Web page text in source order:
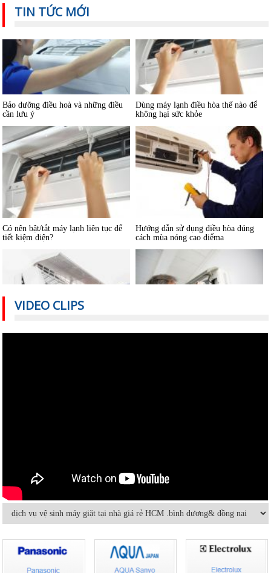
TIN TỨC MỚI
Bảo dưỡng điều hoà và những điều
cần lưu ý
Dùng máy lạnh điều hòa thế nào để
không hại sức khỏe
Có nên bật/tắt máy lạnh liên tục để
tiết kiệm điện?
Hướng dẫn sử dụng điều hòa đúng
cách mùa nóng cao điểma
Nguyên nhân nào khiến điều hòa
Cách sử dụng thiết bị điện tiết kiệm
Bảo dưỡng điều hoà và những điều
cần lưu ý
Dùng máy lạnh điều hòa thế nào để
không hại sức khỏe
Có nên bật/tắt máy lạnh liên tục để
tiết kiệm điện?
Hướng dẫn sử dụng điều hòa đúng
cách mùa nóng cao điểma
VIDEO CLIPS